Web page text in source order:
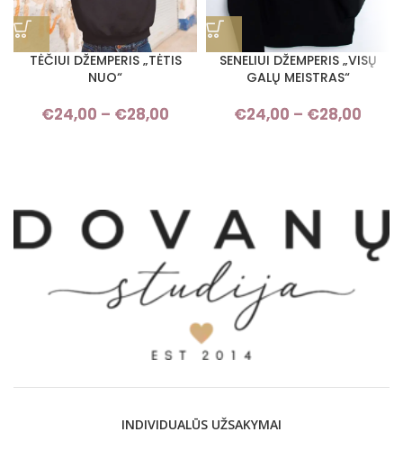
TĖČIUI DŽEMPERIS „TĖTIS
NUO“
€24,00 – €28,00
Price range: €24,00 through
SENELIUI DŽEMPERIS „VISŲ
GALŲ MEISTRAS“
€24,00 – €28,00
INDIVIDUALŪS UŽSAKYMAI